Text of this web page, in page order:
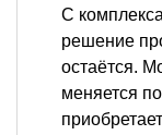
С
решение
остаётся.
меняется